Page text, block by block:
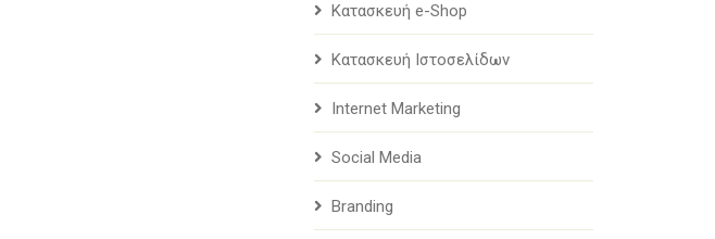
Κατασκευή e-Shop
Κατασκευή Ιστοσελίδων
Internet Marketing
Social Media
Branding